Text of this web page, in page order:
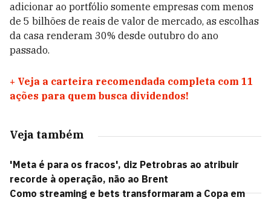
adicionar ao portfólio somente empresas com menos
de 5 bilhões de reais de valor de mercado, as escolhas
da casa renderam 30% desde outubro do ano
passado.
+ Veja a carteira recomendada completa com 11
ações para quem busca dividendos!
Veja também
'Meta é para os fracos', diz Petrobras ao atribuir
recorde à operação, não ao Brent
Como streaming e bets transformaram a Copa em